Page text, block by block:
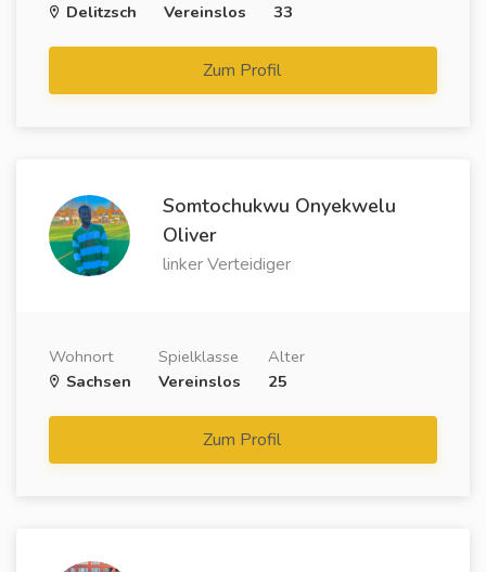
Delitzsch
Vereinslos
33
Zum Profil
Somtochukwu Onyekwelu
Oliver
linker Verteidiger
Wohnort
Sachsen
Spielklasse
Vereinslos
Alter
25
Zum Profil